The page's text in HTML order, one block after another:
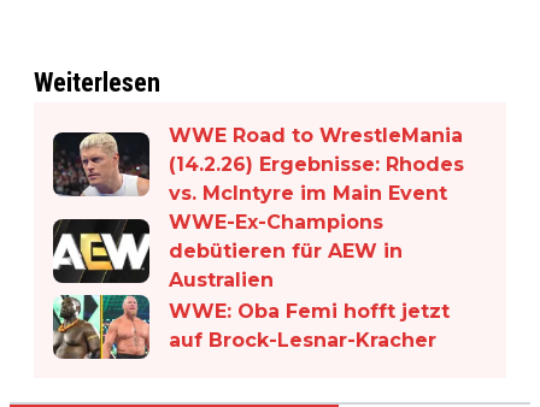
Weiterlesen
WWE Road to WrestleMania
(14.2.26) Ergebnisse: Rhodes
vs. McIntyre im Main Event
WWE-Ex-Champions
debütieren für AEW in
Australien
WWE: Oba Femi hofft jetzt
auf Brock-Lesnar-Kracher